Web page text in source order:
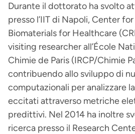
Durante il dottorato ha svolto
presso l’IIT di Napoli, Center
Biomaterials for Healthcare
visiting researcher all’École
Chimie de Paris (IRCP/Chimie
contribuendo allo sviluppo di
computazionali per analizzare
eccitati attraverso metriche
predittivi. Nel 2014 ha inoltre
ricerca presso il Research